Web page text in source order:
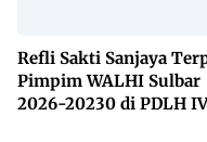
Refli Sakti Sanjaya
Pimpim WALHI Sulbar
2026-20230 di PDLH